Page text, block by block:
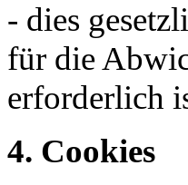
- dies
für die
erforderlich
4. Cookies